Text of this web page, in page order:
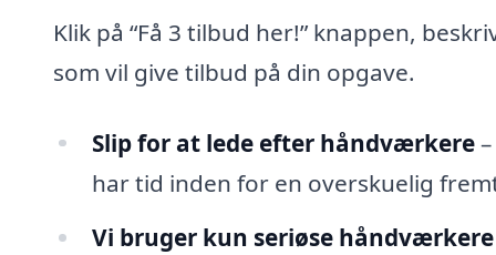
Klik på “Få 3 tilbud her!” knappen,
som vil give tilbud på din opgave.
Slip for at lede efter håndværkere–
har tid inden for en overskuelig
Vi bruger kun seriøse håndværkere